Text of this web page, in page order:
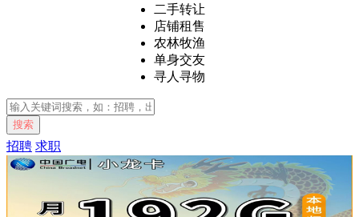
二手转让
店铺租售
农林牧渔
单身交友
寻人寻物
搜索
招聘 求职